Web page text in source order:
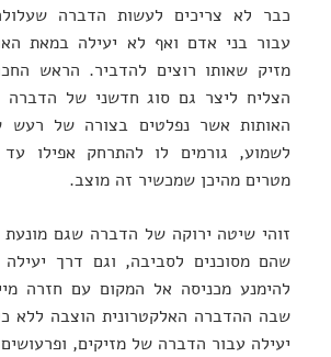
כבר לא צריכים לעשות הדברה
עבור בני אדם ואף לא יעילה במאת
מזיק שאותו רוצים להדביר. הראש
הצליח ליצר גם סוג חדשני של הדברה
האותות אשר נפלטים בצורה של רעש
לשמוע, גורמים לו להתרחק אפילו
מטרים מהיכן שמכשיר זה מוצב.
זוהי שיטה ירוקה של הדברה שגם מונעת
שהם מסוכנים לסביבה, וגם דרך
להימנע מכניסה אל המקום עם חזרה
שבה ההדברה האלקטרונית הוצבה ללא
יעילה עבור הדברה של מזיקים,